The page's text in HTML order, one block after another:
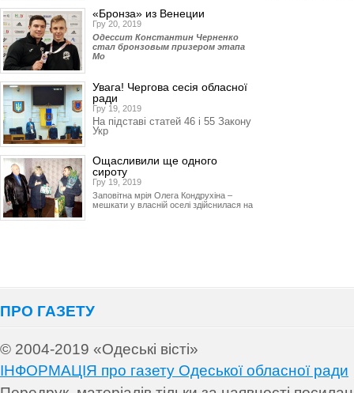
«Бронза» из Венеции
Гру 20, 2019
Одессит Константин Черненко
стал бронзовым призером этапа
Мо
Увага! Чергова сесія обласної
ради
Гру 19, 2019
На підставі статей 46 і 55 Закону
Укр
Ощасливили ще одного
сироту
Гру 19, 2019
Заповітна мрія Олега Кондрухіна –
мешкати у власній оселі здійснилася на
ПРО ГАЗЕТУ
© 2004-2019 «Одеські вісті»
ІНФОРМАЦІЯ про газету Одеської обласної ради